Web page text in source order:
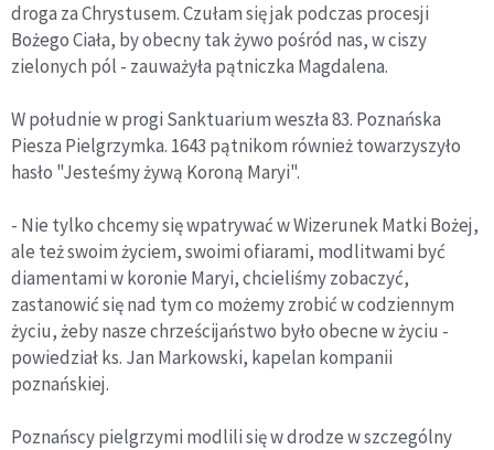
droga za Chrystusem. Czułam się jak podczas procesji
Bożego Ciała, by obecny tak żywo pośród nas, w ciszy
zielonych pól - zauważyła pątniczka Magdalena.
W południe w progi Sanktuarium weszła 83. Poznańska
Piesza Pielgrzymka. 1643 pątnikom również towarzyszyło
hasło "Jesteśmy żywą Koroną Maryi".
- Nie tylko chcemy się wpatrywać w Wizerunek Matki Bożej,
ale też swoim życiem, swoimi ofiarami, modlitwami być
diamentami w koronie Maryi, chcieliśmy zobaczyć,
zastanowić się nad tym co możemy zrobić w codziennym
życiu, żeby nasze chrześcijaństwo było obecne w życiu -
powiedział ks. Jan Markowski, kapelan kompanii
poznańskiej.
Poznańscy pielgrzymi modlili się w drodze w szczególny